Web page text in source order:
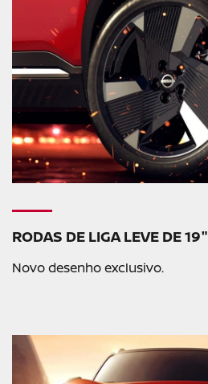
RODAS DE LIGA LEVE DE 19"
Novo desenho exclusivo.